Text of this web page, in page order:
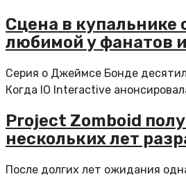
Сцена в купальнике
любимой у фанатов
Серия о Джеймсе Бонде
Когда IO Interactive
Project Zomboid
нескольких лет
После долгих лет ожидания